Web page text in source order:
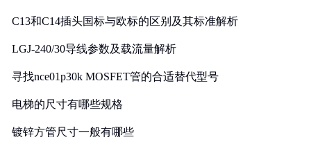
C13和C14插头国标与欧标的区别及其标准解析
LGJ-240/30导线参数及载流量解析
寻找nce01p30k MOSFET管的合适替代型号
电梯的尺寸有哪些规格
镀锌方管尺寸一般有哪些